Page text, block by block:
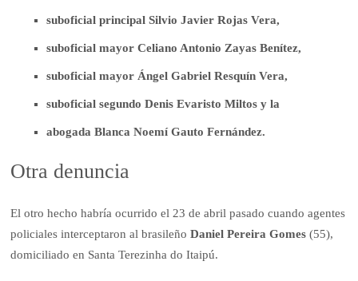
suboficial principal Silvio Javier Rojas Vera,
suboficial mayor Celiano Antonio Zayas Benítez,
suboficial mayor Ángel Gabriel Resquín Vera,
suboficial segundo Denis Evaristo Miltos y la
abogada Blanca Noemí Gauto Fernández.
Otra denuncia
El otro hecho habría ocurrido el 23 de abril pasado cuando agentes
policiales interceptaron al brasileñoDaniel Pereira Gomes (55),
domiciliado en Santa Terezinha do Itaipú.